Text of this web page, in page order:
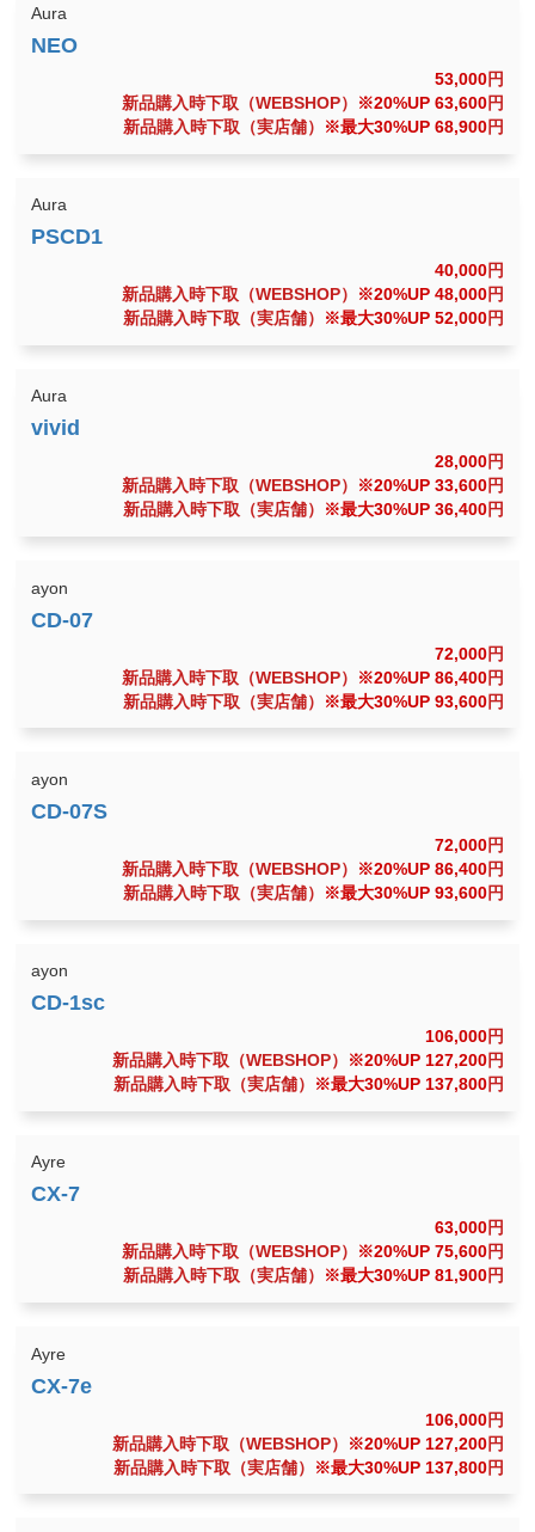
Aura
53,000円
新品購入時下取（WEBSHOP）
※20%UP 63,600円
新品購入時下取（実店舗）
※最大30%UP 68,900円
Aura
40,000円
新品購入時下取（WEBSHOP）
※20%UP 48,000円
新品購入時下取（実店舗）
※最大30%UP 52,000円
Aura
28,000円
新品購入時下取（WEBSHOP）
※20%UP 33,600円
新品購入時下取（実店舗）
※最大30%UP 36,400円
ayon
72,000円
新品購入時下取（WEBSHOP）
※20%UP 86,400円
新品購入時下取（実店舗）
※最大30%UP 93,600円
ayon
72,000円
新品購入時下取（WEBSHOP）
※20%UP 86,400円
新品購入時下取（実店舗）
※最大30%UP 93,600円
ayon
106,000円
新品購入時下取（WEBSHOP）
※20%UP 127,200円
新品購入時下取（実店舗）
※最大30%UP 137,800円
Ayre
63,000円
新品購入時下取（WEBSHOP）
※20%UP 75,600円
新品購入時下取（実店舗）
※最大30%UP 81,900円
Ayre
106,000円
新品購入時下取（WEBSHOP）
※20%UP 127,200円
新品購入時下取（実店舗）
※最大30%UP 137,800円